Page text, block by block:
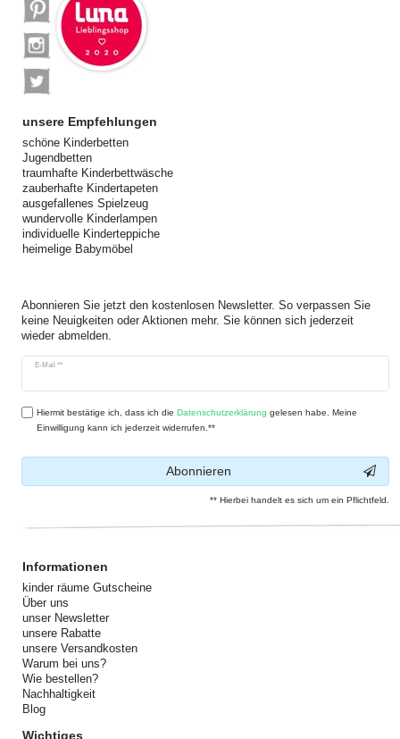
unsere Empfehlungen
schöne Kinderbetten
Jugendbetten
traumhafte Kinderbettwäsche
zauberhafte Kindertapeten
ausgefallenes Spielzeug
wundervolle Kinderlampen
individuelle Kinderteppiche
heimelige Babymöbel
Abonnieren Sie jetzt den kostenlosen Newsletter. So verpassen Sie
keine Neuigkeiten oder Aktionen mehr. Sie können sich jederzeit
wieder abmelden.
E-Mail **
Newsletter
Hiermit bestätige ich, dass ich dieDaten­schutz­erklärung gelesen habe. Meine
Einwilligung kann ich jederzeit widerrufen.**
Abonnieren
** Hierbei handelt es sich um ein Pflichtfeld.
Informationen
kinder räume Gutscheine
Über uns
unser Newsletter
unsere Rabatte
unsere Versandkosten
Warum bei uns?
Wie bestellen?
Nachhaltigkeit
Blog
Wichtiges